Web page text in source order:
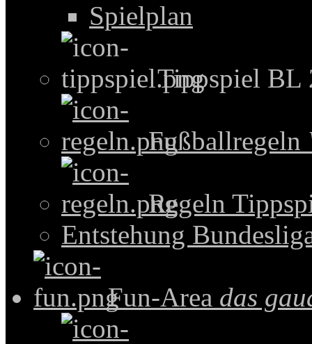
Spielplan
Tippspiel BL
Fußballregeln
Regeln
Entstehung
Fun-Area das